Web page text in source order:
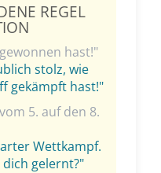
REGEL
hast!"
stolz, wie
gekämpft hast!"
5. auf den 8.
Wettkampf.
gelernt?"